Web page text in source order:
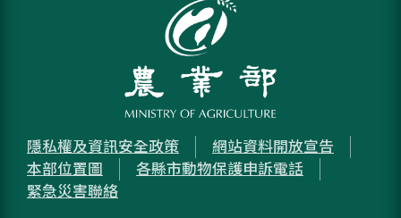
隱私權及資訊安全政策
網站資料開放宣告
本部位置圖
各縣市動物保護申訴電話
緊急災害聯絡